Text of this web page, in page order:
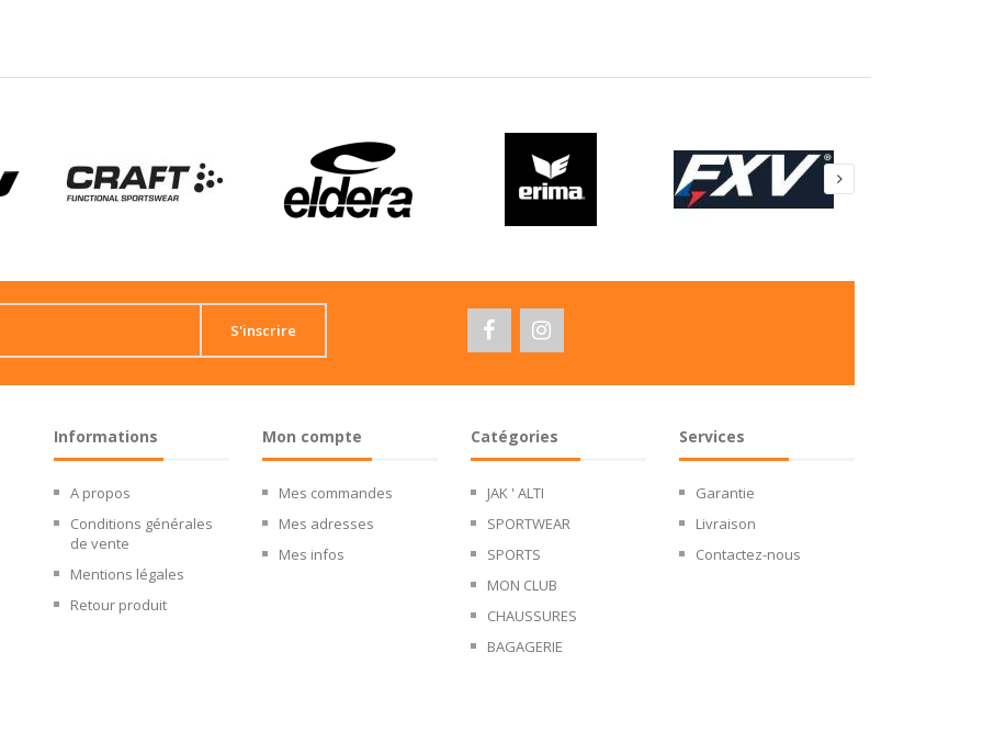
S'inscrire
Informations
A propos
Conditions générales
de vente
Mentions légales
Retour produit
Mon compte
Mes commandes
Mes adresses
Mes infos
Catégories
JAK ' ALTI
SPORTWEAR
SPORTS
MON CLUB
CHAUSSURES
BAGAGERIE
Services
Garantie
Livraison
Contactez-nous